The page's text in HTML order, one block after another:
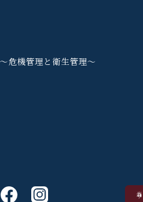
〜危機管理と衛生管理〜